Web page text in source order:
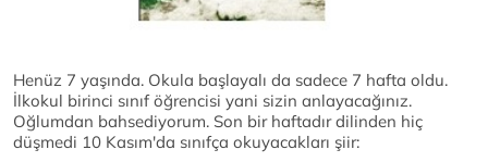
Henüz 7 yaşında. Okula başlayalı da sadece 7 hafta oldu.
İlkokul birinci sınıf öğrencisi yani sizin anlayacağınız.
Oğlumdan bahsediyorum. Son bir haftadır dilinden hiç
düşmedi 10 Kasım'da sınıfça okuyacakları şiir: